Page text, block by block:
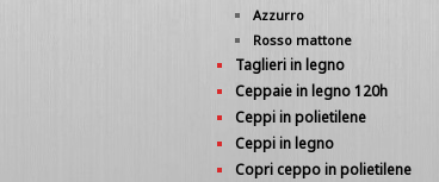
Azzurro
Rosso mattone
Taglieri in legno
Ceppaie in legno 120h
Ceppi in polietilene
Ceppi in legno
Copri ceppo in polietilene